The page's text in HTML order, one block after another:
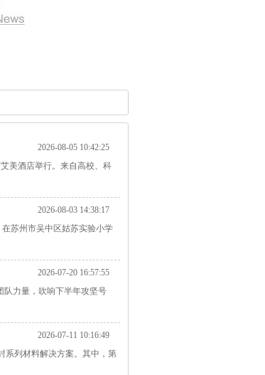
2026-08-05 10:42:25
美酒店举行。来自高校、科
2026-08-03 14:38:17
苏州市吴中区姑苏实验小学
2026-07-20 16:57:55
队力量，吹响下半年攻坚号
2026-07-11 10:16:49
系列材料解决方案。其中，第